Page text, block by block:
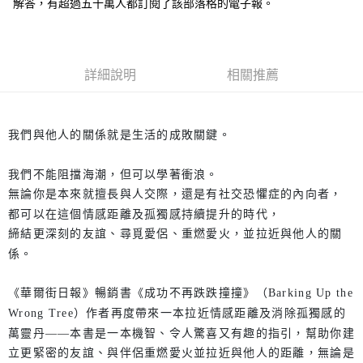
解答，有超過五十萬人都訂閱了該部落格的電子報。
詳細說明 相關推薦
我們與他人的關係就是生活的成敗關鍵。
我們不能阻擋海潮，但可以學著衝浪。
無論你是本來就擅長與人交際，還是有社交恐懼症的內向者，
都可以在這個情感距離及孤獨感持續提升的時代，
締結更深刻的友誼、尋覓愛侶、重燃愛火，並拉近與他人的關
係。
《華爾街日報》暢銷書《成功不再跌跌撞撞》（Barking Up the
Wrong Tree）作者再度帶來一本拉近情感距離及消除孤獨感的
萬靈丹——本書是一本機智、令人驚喜又有趣的指引，幫助你建
立更緊密的友誼、與伴侶重燃愛火並拉近與他人的距離，無論是